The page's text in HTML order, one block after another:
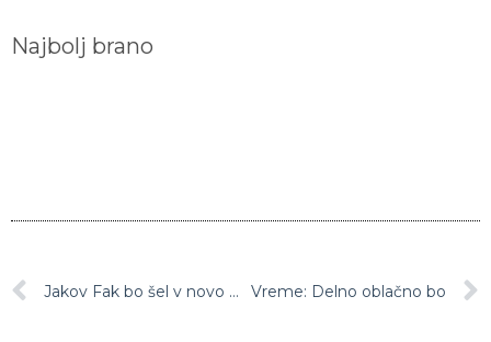
Najbolj brano
Jakov Fak bo šel v novo sezono z novo strategijo Vreme: Delno oblačno bo